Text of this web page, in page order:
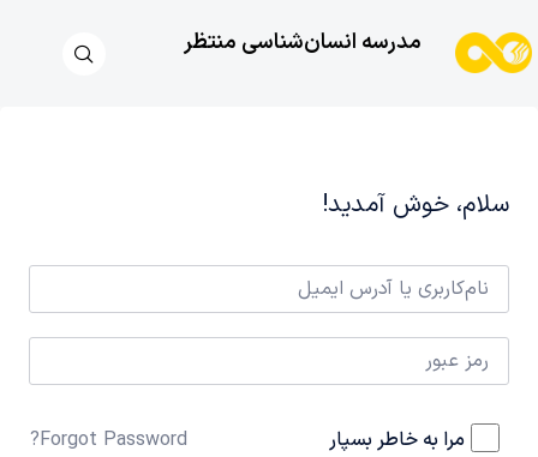
مدرسه انسان‌شناسی منتظر
سلام، خوش آمدید!
مرا به خاطر بسپار Forgot Password?